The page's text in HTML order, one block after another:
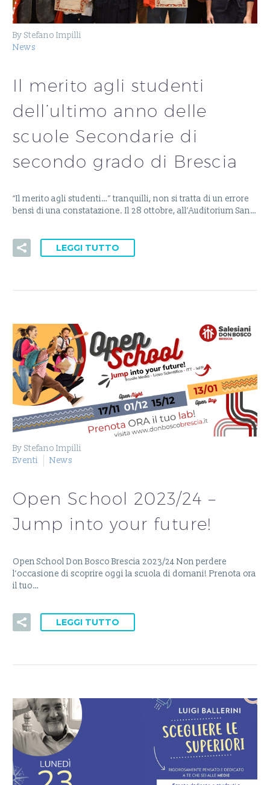
By Stefano Impilli
News
Il merito agli studenti
dell’ultimo anno delle
scuole Secondarie di
secondo grado di Brescia
“Il merito agli studenti…” tranquilli, non si tratta di un errore
bensì di una constatazione. Il 28 ottobre, all’Auditorium San…
LEGGI TUTTO
By Stefano Impilli
Eventi
News
Open School 2023/24 –
Jump into your future!
Open School Don Bosco Brescia 2023/24 Non perdere
l’occasione di scoprire oggi la scuola di domani! Prenota ora
il tuo…
LEGGI TUTTO